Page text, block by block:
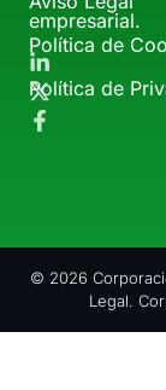
empresarial.
Política de
Política de
© 2026
Legal.